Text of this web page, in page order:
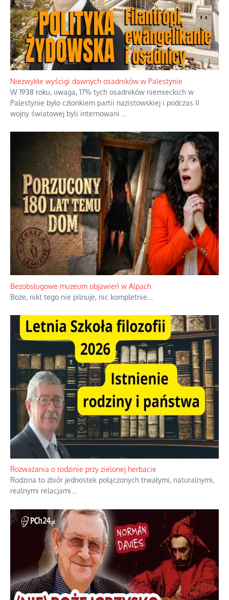
Szabla z kamieniem na czołgi
Startowaliśmy amatorami przeciwko już świetnie rozkręconej
armii weteranów, no i trzeba powiedzieć, że to jest głupi
pomysł...
Niezwykłe wyścigi dawnych osadników w Palestynie
W 1938 roku, uwaga, 17% tych osadników niemieckich w
Palestynie było członkiem partii nazistowskiej i podczas II
wojny światowej byli internowani...
Bezobsługowe muzeum objawień w Alpach
Boże, nikt tego nie pilnuje, nic kompletnie....